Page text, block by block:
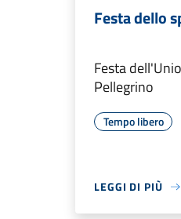
Festa dello
Festa
Pellegrino
Tempo libero
LEGGI DI PIÙ